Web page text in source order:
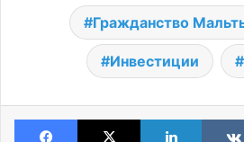
Гражданство
Инвестиции
Facebook X